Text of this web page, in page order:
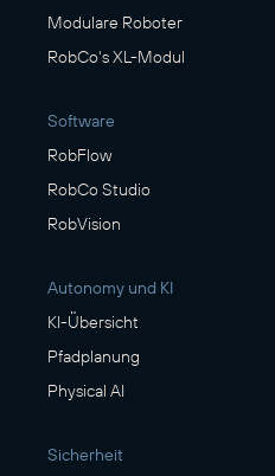
Modulare Roboter
RobCo's XL-Modul
Software
RobFlow
RobCo Studio
RobVision
Autonomy und KI
KI-Übersicht
Pfadplanung
Physical AI
Sicherheit